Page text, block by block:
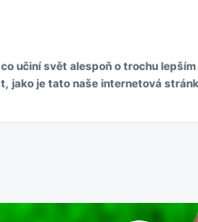
učiní svět alespoň o trochu
jako je tato naše internetová